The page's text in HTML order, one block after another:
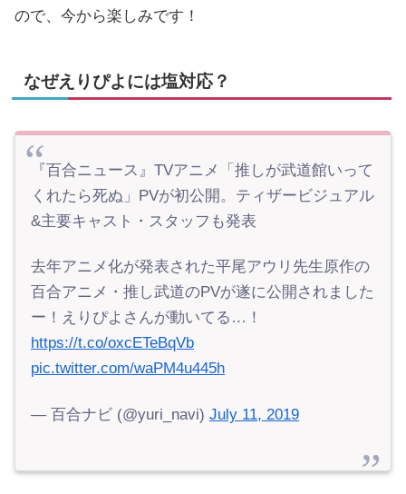
ので、今から楽しみです！
なぜえりぴよには塩対応？
『百合ニュース』TVアニメ「推しが武道館いって
くれたら死ぬ」PVが初公開。ティザービジュアル
&主要キャスト・スタッフも発表
去年アニメ化が発表された平尾アウリ先生原作の
百合アニメ・推し武道のPVが遂に公開されました
ー！えりぴよさんが動いてる…！
https://t.co/oxcETeBqVb
pic.twitter.com/waPM4u445h
— 百合ナビ (@yuri_navi) July 11, 2019